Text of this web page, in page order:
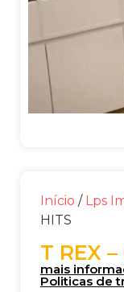
Início / Lps
HITS
T REX
mais
Politicas de